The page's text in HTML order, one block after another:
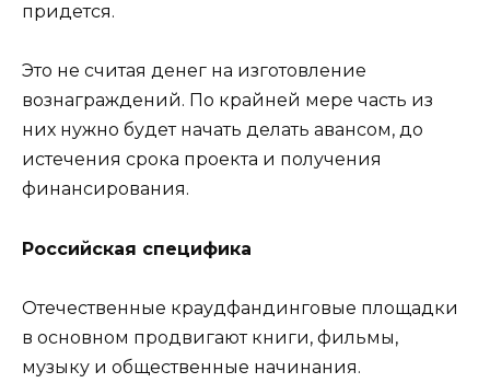
придется.
Это не считая денег на изготовление
вознаграждений. По крайней мере часть из
них нужно будет начать делать авансом, до
истечения срока проекта и получения
финансирования.
Российская специфика
Отечественные краудфандинговые площадки
в основном продвигают книги, фильмы,
музыку и общественные начинания.